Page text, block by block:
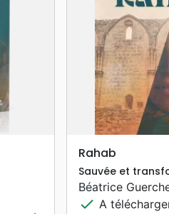
search
Rahab
Sauvée et
Béatrice
check A